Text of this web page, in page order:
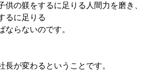
供の躾をするに足りる人間力を磨き、
るに足りる
ならないのです。
長が変わるということです。